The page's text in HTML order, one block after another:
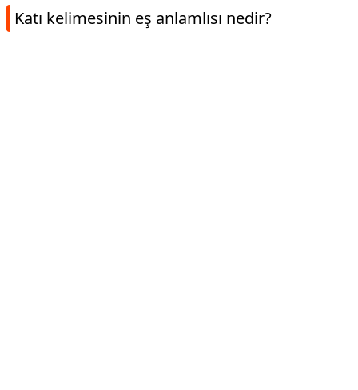
Katı kelimesinin eş anlamlısı nedir?